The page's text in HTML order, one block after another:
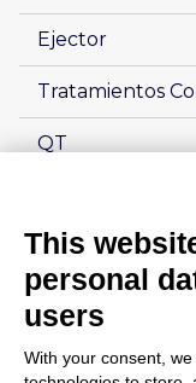
Ejector
Tratamientos
QT
SMART
SOLUCIONES
This
personal
users
With your consent,